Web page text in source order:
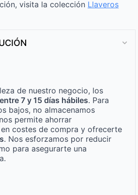
visita la colección Llaveros
de nuestro negocio, los
entre 7 y 15 días hábiles. Para
bajos, no almacenamos
permite ahorrar
costes de compra y ofrecerte
. Nos esforzamos por reducir
para asegurarte una